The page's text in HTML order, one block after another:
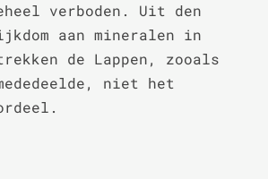
verboden. Uit den
aan mineralen in
de Lappen, zooals
niet het